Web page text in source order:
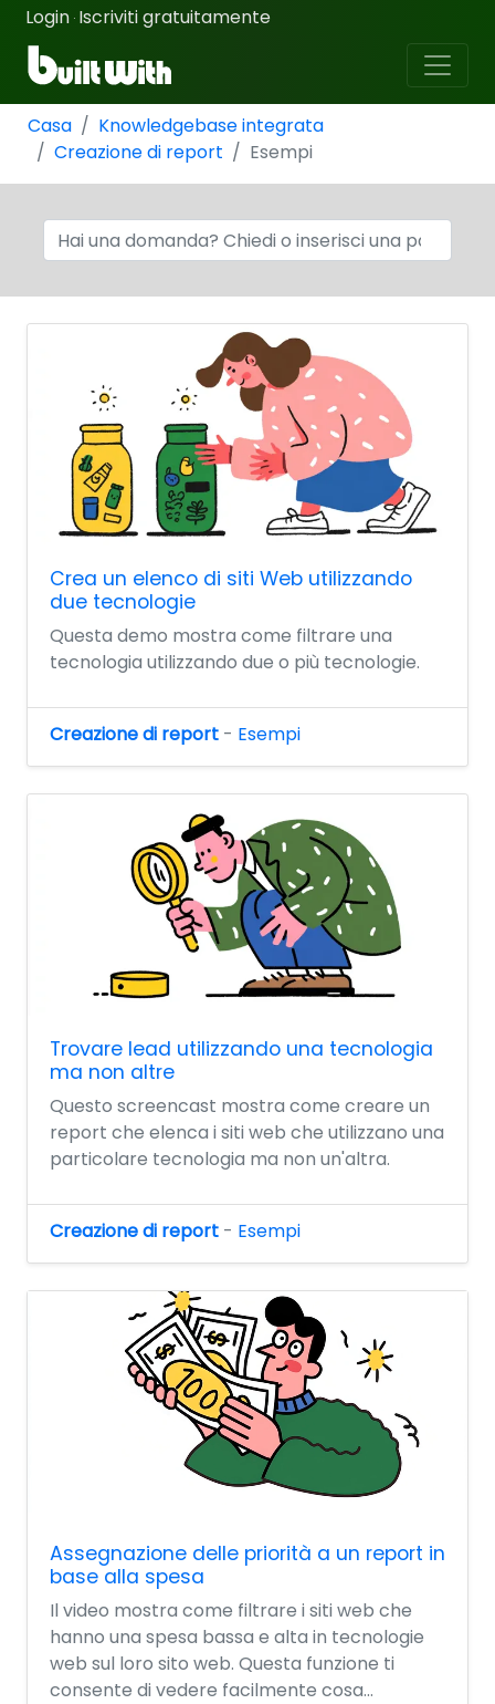
Login · Iscriviti gratuitamente
Casa
Knowledgebase integrata
Creazione di report
Esempi
Crea un elenco di siti Web utilizzando
due tecnologie
Questa demo mostra come filtrare una
tecnologia utilizzando due o più tecnologie.
Creazione di report - Esempi
Trovare lead utilizzando una tecnologia
ma non altre
Questo screencast mostra come creare un
report che elenca i siti web che utilizzano una
particolare tecnologia ma non un'altra.
Creazione di report - Esempi
Assegnazione delle priorità a un report in
base alla spesa
Il video mostra come filtrare i siti web che
hanno una spesa bassa e alta in tecnologie
web sul loro sito web. Questa funzione ti
consente di vedere facilmente cosa...